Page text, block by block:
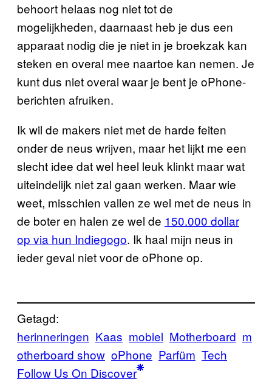
behoort helaas nog niet tot de
mogelijkheden, daarnaast heb je dus een
apparaat nodig die je niet in je broekzak kan
steken en overal mee naartoe kan nemen. Je
kunt dus niet overal waar je bent je oPhone-
berichten afruiken.
Ik wil de makers niet met de harde feiten
onder de neus wrijven, maar het lijkt me een
slecht idee dat wel heel leuk klinkt maar wat
uiteindelijk niet zal gaan werken. Maar wie
weet, misschien vallen ze wel met de neus in
de boter en halen ze wel de 150.000 dollar
op via hun Indiegogo. Ik haal mijn neus in
ieder geval niet voor de oPhone op.
Getagd:
herinneringen Kaas mobiel Motherboard m
otherboard show oPhone Parfüm Tech
Follow Us On Discover